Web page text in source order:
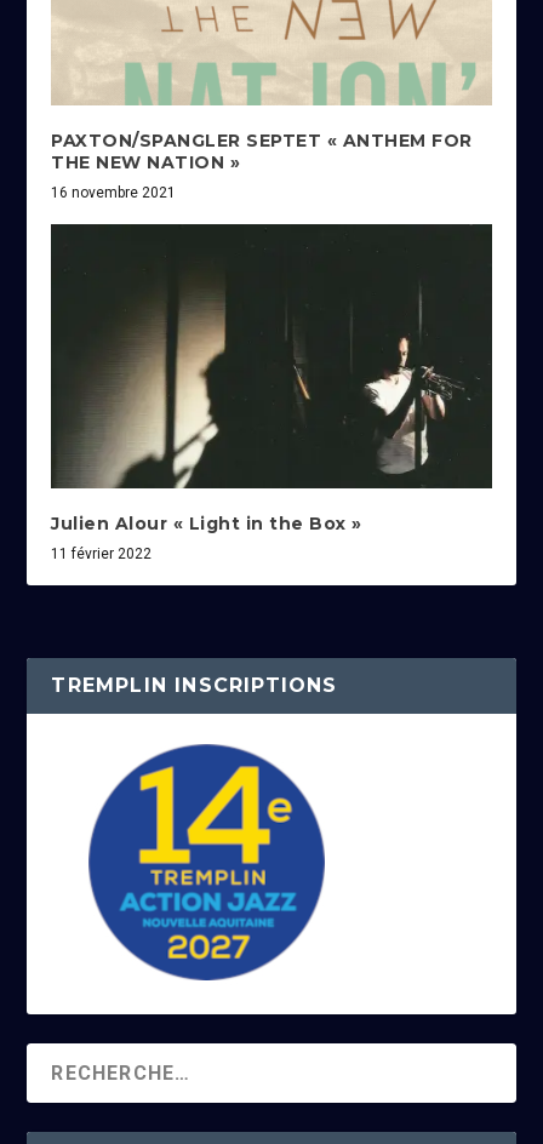
PAXTON/SPANGLER SEPTET « ANTHEM FOR
THE NEW NATION »
16 novembre 2021
Julien Alour « Light in the Box »
11 février 2022
TREMPLIN INSCRIPTIONS